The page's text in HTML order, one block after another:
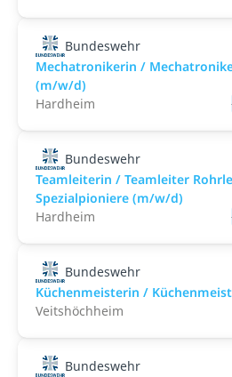
Bundeswehr
Mechatronikerin /
(m/w/d)
Hardheim
Bundeswehr
Teamleiterin / Teamleiter
Spezialpioniere (m/w/d)
Hardheim
Bundeswehr
Küchenmeisterin /
Veitshöchheim
Bundeswehr